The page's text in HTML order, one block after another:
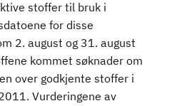
stoffer til bruk i
for disse
2. august og 31. august
kommet søknader om
over godkjente stoffer i
Vurderingene av